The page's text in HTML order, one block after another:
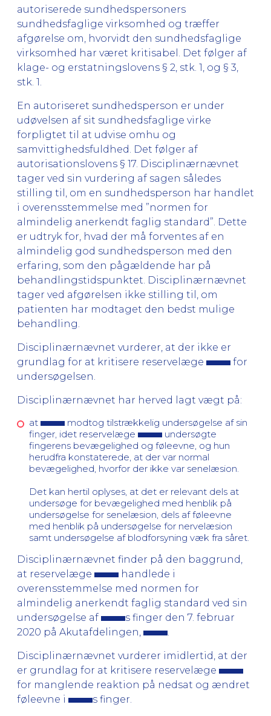
autoriserede sundhedspersoners
sundhedsfaglige virksomhed og træffer
afgørelse om, hvorvidt den sundhedsfaglige
virksomhed har været kritisabel. Det følger af
klage- og erstatningslovens § 2, stk. 1, og § 3,
stk. 1.
En autoriseret sundhedsperson er under
udøvelsen af sit sundhedsfaglige virke
forpligtet til at udvise omhu og
samvittighedsfuldhed. Det følger af
autorisationslovens § 17. Disciplinærnævnet
tager ved sin vurdering af sagen således
stilling til, om en sundhedsperson har handlet
i overensstemmelse med ”normen for
almindelig anerkendt faglig standard”. Dette
er udtryk for, hvad der må forventes af en
almindelig god sundhedsperson med den
erfaring, som den pågældende har på
behandlingstidspunktet. Disciplinærnævnet
tager ved afgørelsen ikke stilling til, om
patienten har modtaget den bedst mulige
behandling.
Disciplinærnævnet vurderer, at der ikke er
grundlag for at kritisere reservelæge
for
undersøgelsen.
Disciplinærnævnet har herved lagt vægt på:
at
modtog tilstrækkelig undersøgelse af sin
finger, idet reservelæge
undersøgte
fingerens bevægelighed og føleevne, og hun
herudfra konstaterede, at der var normal
bevægelighed, hvorfor der ikke var senelæsion.
Det kan hertil oplyses, at det er relevant dels at
undersøge for bevægelighed med henblik på
undersøgelse for senelæsion, dels af føleevne
med henblik på undersøgelse for nervelæsion
samt undersøgelse af blodforsyning væk fra såret.
Disciplinærnævnet finder på den baggrund,
at reservelæge
handlede i
overensstemmelse med normen for
almindelig anerkendt faglig standard ved sin
undersøgelse af
s finger den 7. februar
2020 på Akutafdelingen,
Disciplinærnævnet vurderer imidlertid, at der
er grundlag for at kritisere reservelæge
for manglende reaktion på nedsat og ændret
føleevne i
s finger.